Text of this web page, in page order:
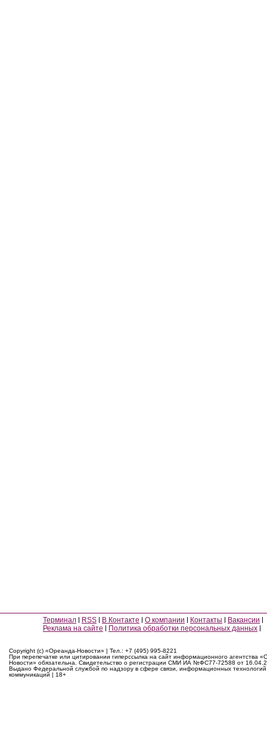
Терминал RSS В Контакте О компании Контакты
Вакансии
Реклама на сайте
Политика обработки персональных данных
Copyright (c) «Ореанда-Новости» | Тел.: +7 (495) 995-8221
При перепечатке или цитировании гиперссылка на сайт информационного агентства
Новости» обязательна. Свидетельство о регистрации СМИ ИА №ФС77-72588 от
Выдано Федеральной службой по надзору в сфере связи, информационных
коммуникаций | 18+